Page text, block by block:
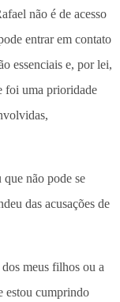
não é de acesso
entrar em contato
essenciais e, por lei,
foi uma prioridade
não pode se
das acusações de
meus filhos ou a
estou cumprindo